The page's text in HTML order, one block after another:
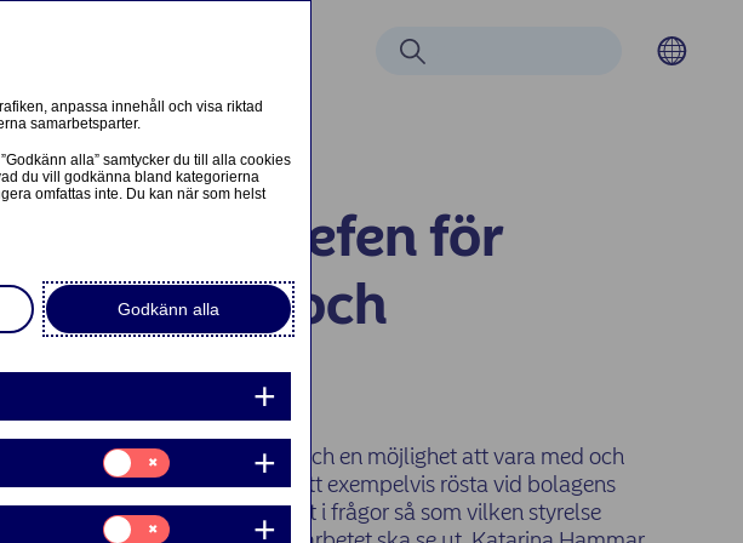
Sök
är nya chefen för
och
aktieägare har man ett ansvar och en möjlighet att vara med och
bolaget man äger. Genom att exempelvis rösta vid bolagens
kan man påverka utfallet i frågor så som vilken styrelse
anpassa innehåll och visa riktad
samarbetsparter.
alla” samtycker du till alla cookies
du vill godkänna bland kategorierna
omfattas inte. Du kan när som helst
Godkänn alla
Samtycke
för:
Statistik
Samtycke